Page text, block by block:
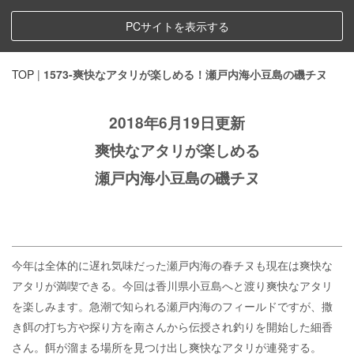
PCサイトを表示する
TOP | 1573-爽快なアタリが楽しめる！瀬戸内海小豆島の磯チヌ
2018年6月19日更新
爽快なアタリが楽しめる
瀬戸内海小豆島の磯チヌ
今年は全体的に遅れ気味だった瀬戸内海の春チヌも現在は爽快な
アタリが満喫できる。今回は香川県小豆島へと渡り爽快なアタリ
を楽しみます。急潮で知られる瀬戸内海のフィールドですが、撒
き餌の打ち方や探り方を南さんから伝授され釣りを開始した細香
さん。餌が溜まる場所を見つけ出し爽快なアタリが連発する。